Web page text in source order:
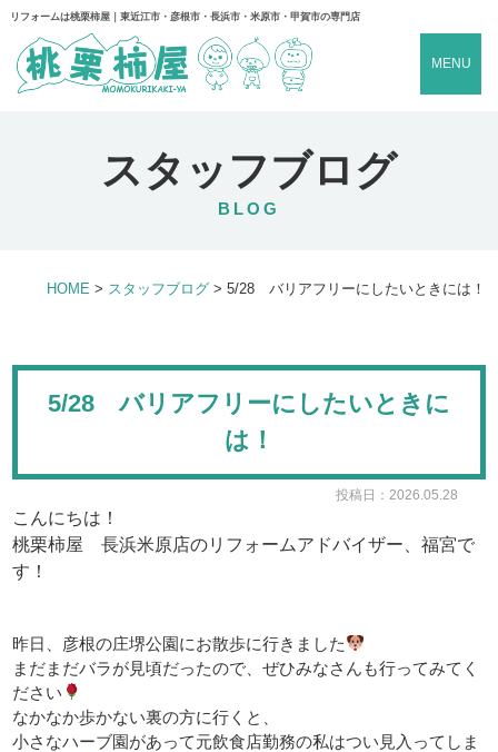
リフォームは桃栗柿屋｜東近江市・彦根市・長浜市・米原市・甲賀市の専門店
MENU
スタッフブログ
BLOG
HOME > スタッフブログ> 5/28 バリアフリーにしたいときには！
5/28 バリアフリーにしたいときに
は！
投稿日：2026.05.28
こんにちは！
桃栗柿屋 長浜米原店のリフォームアドバイザー、福宮で
す！
昨日、彦根の庄堺公園にお散歩に行きました
まだまだバラが見頃だったので、ぜひみなさんも行ってみてく
ださい
なかなか歩かない裏の方に行くと、
小さなハーブ園があって元飲食店勤務の私はつい見入ってしま